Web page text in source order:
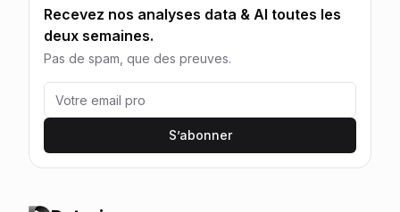
Recevez nos analyses data & AI toutes les
deux semaines.
Pas de spam, que des preuves.
S’abonner